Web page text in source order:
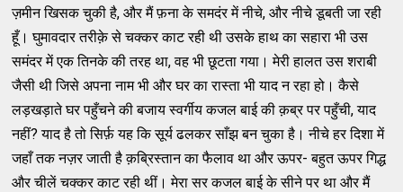
ज़मीन खिसक चुकी है, और मैं फ़ना के समदंर में नीचे, और नीचे डूबती जा रही
हूँ। घुमावदार तरीक़े से चक्कर काट रही थी उसके हाथ का सहारा भी उस
समंदर में एक तिनके की तरह था, वह भी छूटता गया। मेरी हालत उस शराबी
जैसी थी जिसे अपना नाम भी और घर का रास्ता भी याद न रहा हो। कैसे
लड़खड़ाते घर पहुँचने की बजाय स्वर्गीय कजल बाई की क़ब्र पर पहुँची, याद
नहीं? याद है तो सिर्फ़ यह कि सूर्य ढलकर साँझ बन चुका है। नीचे हर दिशा में
जहाँ तक नज़र जाती है क़ब्रिस्तान का फैलाव था और ऊपर- बहुत ऊपर गिद्ध
और चीलें चक्कर काट रही थीं। मेरा सर कजल बाई के सीने पर था और मैं